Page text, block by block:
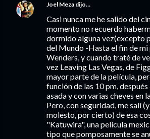
Joel Meza dijo…
Casi nunca me he salido del
momento no recuerdo
dormido alguna vez(excepto
del Mundo -Hasta el fin de mi
Wenders, y cuando traté de
vez Leaving Las Vegas, de
mayor parte de la película,
función de las 10 pm, después
asada y con varias cheves en
Pero, con seguridad, me salí
molesto, por cierto) de esa
"Katuwira", una película
tipo que pomposamente se